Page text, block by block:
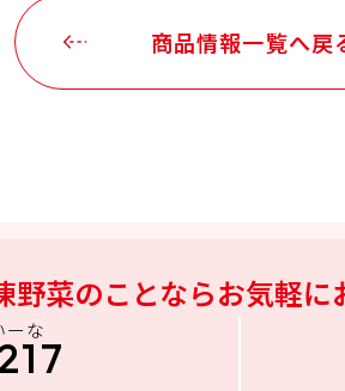
商品情報一覧へ戻
野菜のことならお気軽に
ーな